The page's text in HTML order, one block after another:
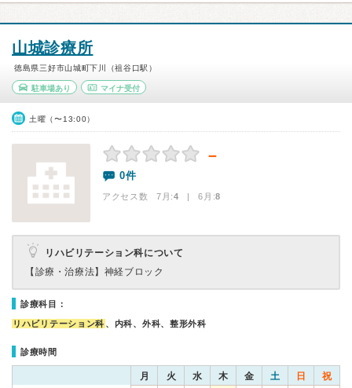
山城診療所
徳島県三好市山城町下川（祖谷口駅）
駐車場あり マイナ受付
土曜（〜13:00）
－
0件
アクセス数 7月:4 | 6月:8
リハビリテーション科について
【診療・治療法】 神経ブロック
診療科目：
リハビリテーション科 、内科、外科、整形外科
診療時間
月 火 水 木 金 土 日 祝